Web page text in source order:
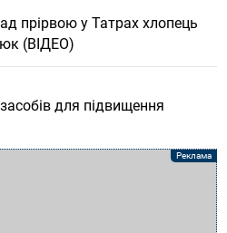
прірвою у Татрах хлопець
(ВІДЕО)
для підвищення